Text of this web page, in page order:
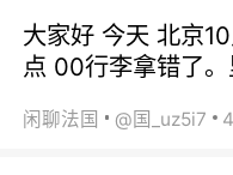
大家好 今天 北京
点 00行李拿错了
闲聊法国 @国_uz5i7